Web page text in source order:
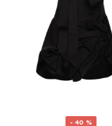
- 40 %